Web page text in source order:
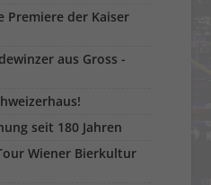
Premiere der Kaiser
aus Gross -
seit 180 Jahren
Wiener Bierkultur